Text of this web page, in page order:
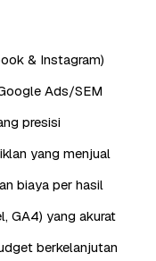
& Instagram)
Ads/SEM
presisi
yang menjual
biaya per hasil
GA4) yang akurat
berkelanjutan